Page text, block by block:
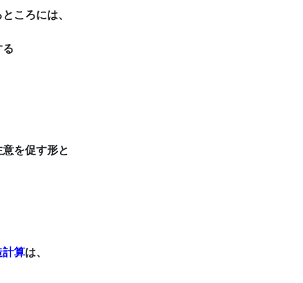
ところには、
る
を促す形と
計算は、